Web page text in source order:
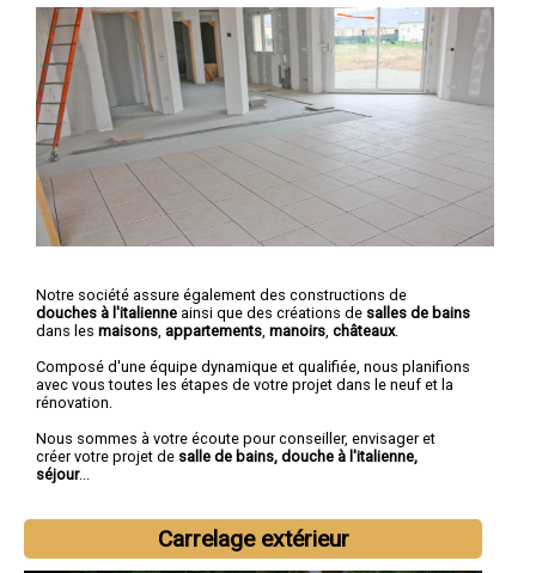
Notre société assure également des constructions de
douches à l'italienne ainsi que des créations de salles de bains
dans les maisons appartements manoirs châteaux.
Composé d'une équipe dynamique et qualifiée, nous planifions
avec vous toutes les étapes de votre projet dans le neuf et la
rénovation.
Nous sommes à votre écoute pour conseiller, envisager et
créer votre projet de salle de bains, douche à l'italienne,
séjour...
Carrelage extérieur